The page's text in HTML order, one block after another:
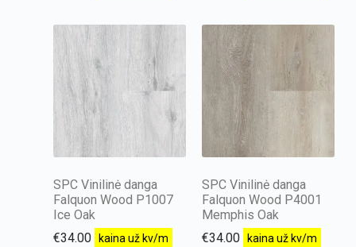
SPC Vinilinė danga
Falquon Wood P1007
Ice Oak
€34.00 kaina už kv/m
SPC Vinilinė danga
Falquon Wood P4001
Memphis Oak
€34.00 kaina už kv/m